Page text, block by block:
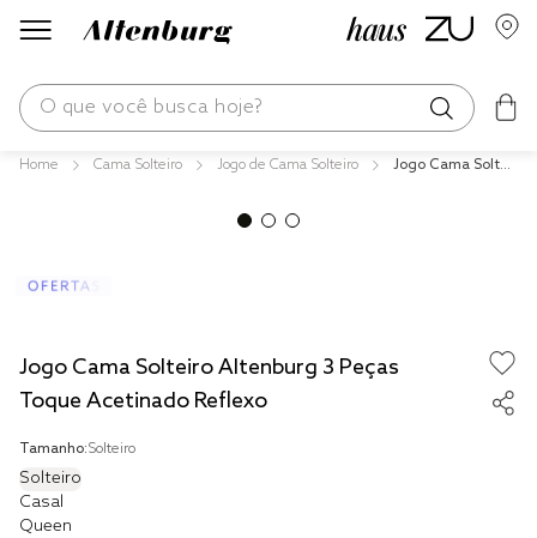
O que você busca hoje?
Cama Solteiro Jogo de Cama Solteiro
Jogo Cama Solteir
Jogo Cama Solteiro Altenburg 3 Peças
Toque Acetinado Reflexo
Tamanho:Solteiro
Solteiro
Casal
Queen
jogos cama
travesseiro
solteiro king
cobre leito
tencel